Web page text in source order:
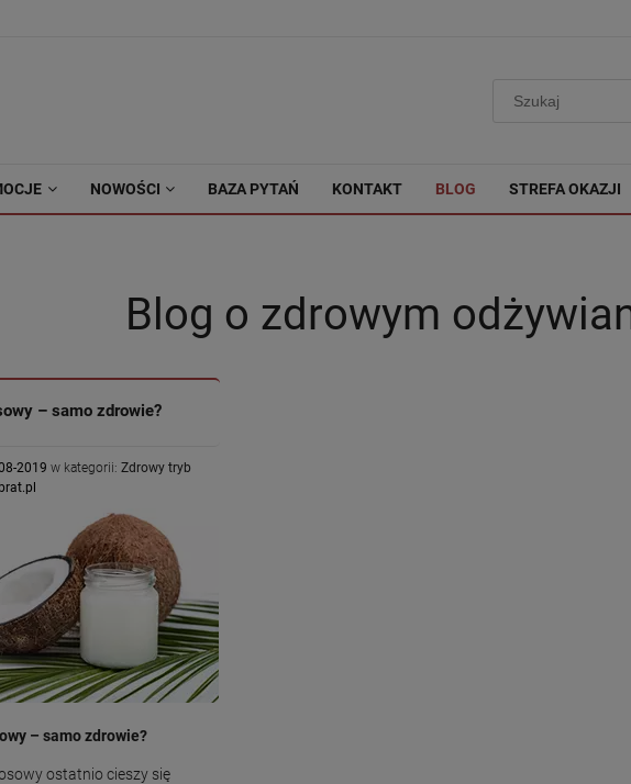
NOWOŚCI BAZA PYTAŃ KONTAKT BLOG STREFA OKAZJI
Blog o zdrowym
– samo zdrowie?
2019 w kategorii: Zdrowy tryb
brat.pl
– samo zdrowie?
ostatnio cieszy się